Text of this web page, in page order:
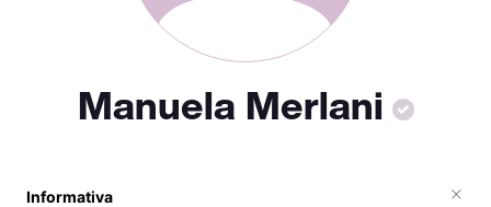
Manuela Merlani
Informativa ×